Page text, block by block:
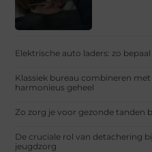
Elektrische auto laders: zo
Klassiek bureau combineren
harmonieus geheel
Zo zorg je voor gezonde tanden
De cruciale rol van detachering
jeugdzorg